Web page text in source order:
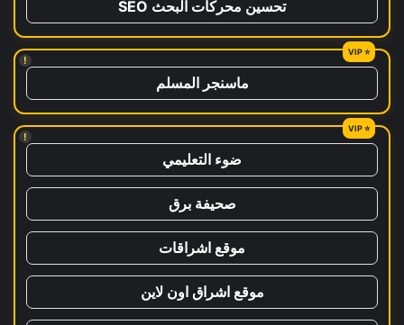
تحسين محركات البحث SEO
!
ماسنجر المسلم
!
ضوء التعليمي
صحيفة برق
موقع اشراقات
موقع اشراق اون لاين